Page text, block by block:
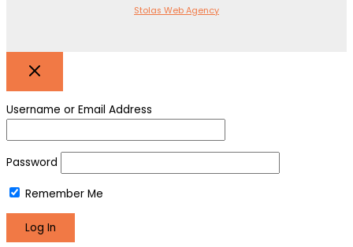
Stolas Web Agency
Username or Email Address
Password
Remember Me